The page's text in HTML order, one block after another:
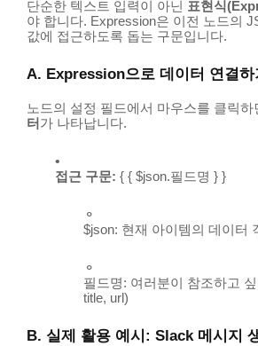
단순한 텍스트 입력이 아닌 표현식
야 합니다. Expression은 이전 노드의
값에 접근하도록 돕는 구문입니다.
A. Expression으로 데이터 연결하
노드의 설정 필드에서 마우스를 클릭하
터 가 나타납니다.
접근 구문: { { $json.필드명 } }
$json: 현재 아이템의 데이터
필드명: 여러분이 참조하고
title, url)
B. 실제 활용 예시: Slack 메시지